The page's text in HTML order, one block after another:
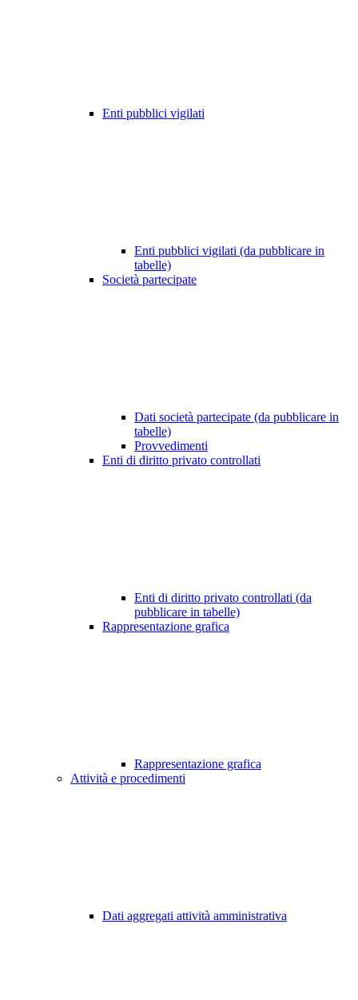
Enti pubblici vigilati
Enti pubblici vigilati (da pubblicare in
tabelle)
Società partecipate
Dati società partecipate (da pubblicare in
tabelle)
Provvedimenti
Enti di diritto privato controllati
Enti di diritto privato controllati (da
pubblicare in tabelle)
Rappresentazione grafica
Rappresentazione grafica
Attività e procedimenti
Dati aggregati attività amministrativa